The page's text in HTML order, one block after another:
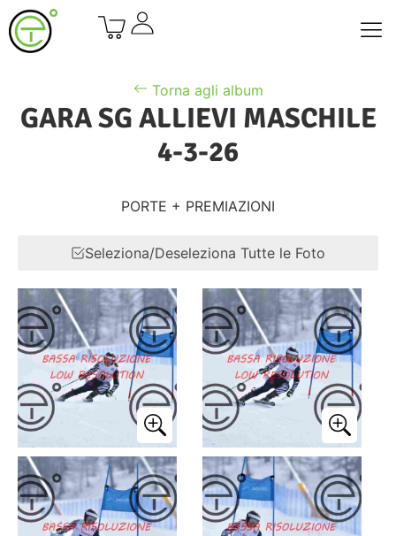
Torna agli album
GARA SG ALLIEVI MASCHILE
4-3-26
PORTE + PREMIAZIONI
Seleziona/Deseleziona Tutte le Foto